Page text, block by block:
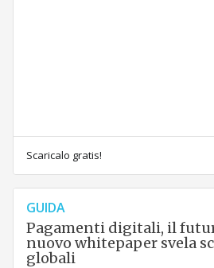
Scaricalo gratis!
GUIDA
Pagamenti digitali, il
nuovo whitepaper svela
globali